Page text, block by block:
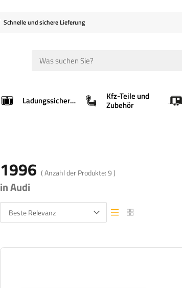
Schnelle und sichere Lieferung
Ladungssicherung Kfz-Teile und
Zubehör
1996 ( Anzahl der Produkte:9)
in Audi
Beste Relevanz Listenansicht
Listenansicht